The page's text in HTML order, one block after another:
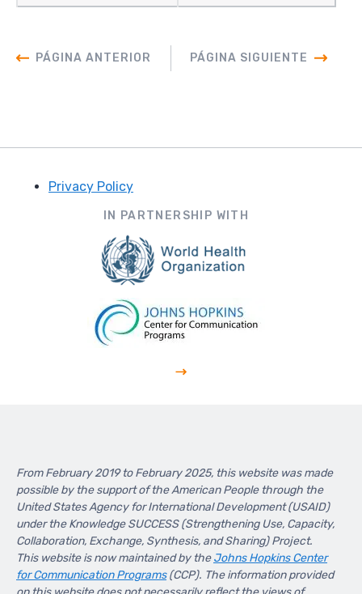
PÁGINA ANTERIOR PÁGINA SIGUIENTE
Privacy Policy
IN PARTNERSHIP WITH
From February 2019 to February 2025, this website was made
possible by the support of the American People through the
United States Agency for International Development (USAID)
under the Knowledge SUCCESS (Strengthening Use, Capacity,
Collaboration, Exchange, Synthesis, and Sharing) Project.
This website is now maintained by theJohns Hopkins Center
for Communication Programs(CCP). The information provided